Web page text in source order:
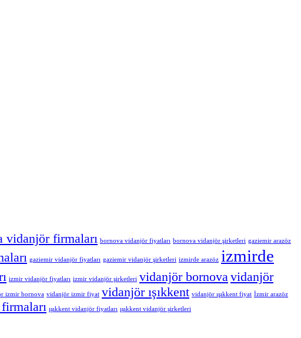
vidanjör firmaları bornova vidanjör fiyatları bornova vidanjör şirketleri gaziemir arazöz
gaziemir vidanjör fiyatları gaziemir vidanjör şirketleri izmirde arazöz izmirde
izmir vidanjör fiyatları izmir vidanjör şirketleri vidanjör bornovavidanjör
izmir bornova vidanjör izmir fiyat vidanjör ışıkkent vidanjör ışıkkent fiyat İzmir arazöz
ışıkkent vidanjör fiyatları ışıkkent vidanjör şirketleri